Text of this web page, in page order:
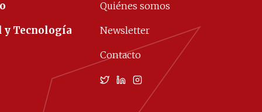
y Tecnología
Quiénes somos
Newsletter
Contacto